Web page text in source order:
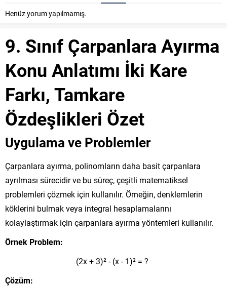
Henüz yorum yapılmamış.
9. Sınıf Çarpanlara Ayırma
Konu Anlatımı İki Kare
Farkı, Tamkare
Özdeşlikleri Özet
Uygulama ve Problemler
Çarpanlara ayırma, polinomların daha basit çarpanlara
ayrılması sürecidir ve bu süreç, çeşitli matematiksel
problemleri çözmek için kullanılır. Örneğin, denklemlerin
köklerini bulmak veya integral hesaplamalarını
kolaylaştırmak için çarpanlara ayırma yöntemleri kullanılır.
Örnek Problem:
(2x + 3)² - (x - 1)² = ?
Çözüm: